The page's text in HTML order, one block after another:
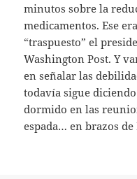
minutos sobre la
medicamentos. Ese
“traspuesto” el
Washington Post. Y
en señalar las
todavía sigue
dormido en las
espada… en brazos